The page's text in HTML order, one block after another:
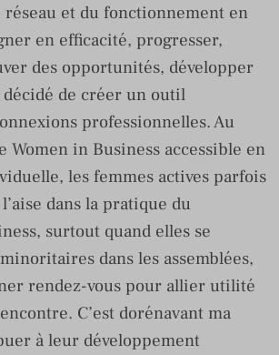
réseau et du fonctionnement en
en efficacité, progresser,
des opportunités, développer
décidé de créer un outil
professionnelles. Au
Women in Business accessible en
les femmes actives parfois
dans la pratique du
surtout quand elles se
dans les assemblées,
rendez-vous pour allier utilité
C’est dorénavant ma
à leur développement